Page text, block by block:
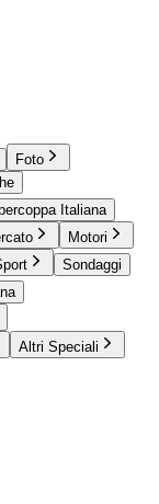
Foto
Italiana
Motori
Sondaggi
Altri Speciali